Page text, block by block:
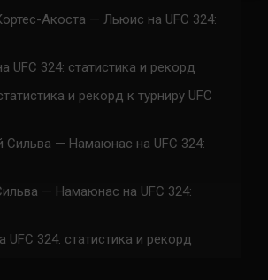
Акоста — Льюис на UFC 324:
UFC 324: статистика и рекорд
и рекорд к турниру UFC
Сильва — Намаюнас на UFC 324:
— Намаюнас на UFC 324:
324: статистика и рекорд